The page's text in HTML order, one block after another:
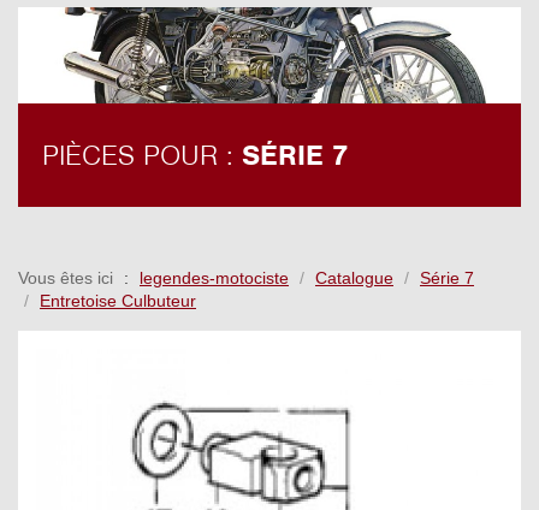
PIÈCES POUR : SÉRIE 7
Vous êtes ici legendes-motociste Catalogue
Série 7
Entretoise Culbuteur